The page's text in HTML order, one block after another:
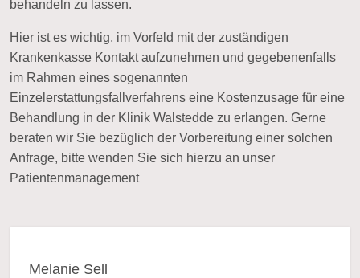
behandeln zu lassen.
Hier ist es wichtig, im Vorfeld mit der zuständigen
Krankenkasse Kontakt aufzunehmen und gegebenenfalls
im Rahmen eines sogenannten
Einzelerstattungsfallverfahrens eine Kostenzusage für eine
Behandlung in der Klinik Walstedde zu erlangen. Gerne
beraten wir Sie bezüglich der Vorbereitung einer solchen
Anfrage, bitte wenden Sie sich hierzu an unser
Patientenmanagement
Melanie Sell